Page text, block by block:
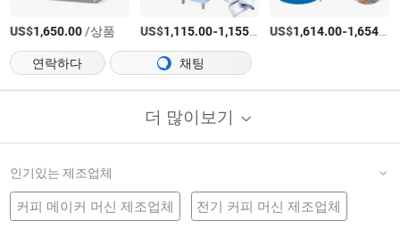
US$1,650.00/상품 US$1,115.00-1,155.00 /상품
US$1,614.00-1,654.00
연락하다
채팅
더 많이보기
인기있는 제조업체
커피 메이커 머신 제조업체 전기 커피 머신 제조업체